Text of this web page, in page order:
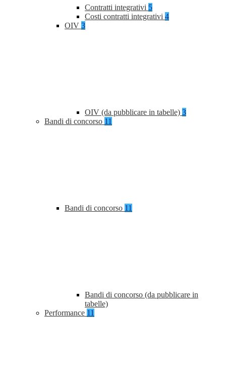
Contratti integrativi 5
Costi contratti integrativi 4
OIV 3
OIV (da pubblicare in tabelle) 3
Bandi di concorso 11
Bandi di concorso 11
Bandi di concorso (da pubblicare in
tabelle)
Performance 11